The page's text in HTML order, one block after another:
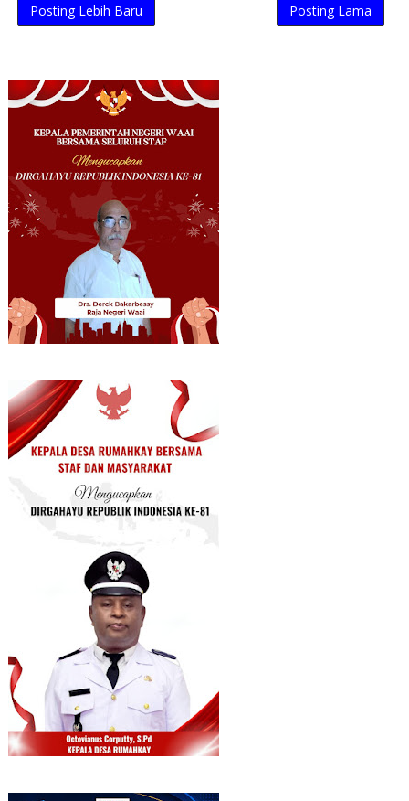
Posting Lebih Baru Posting Lama